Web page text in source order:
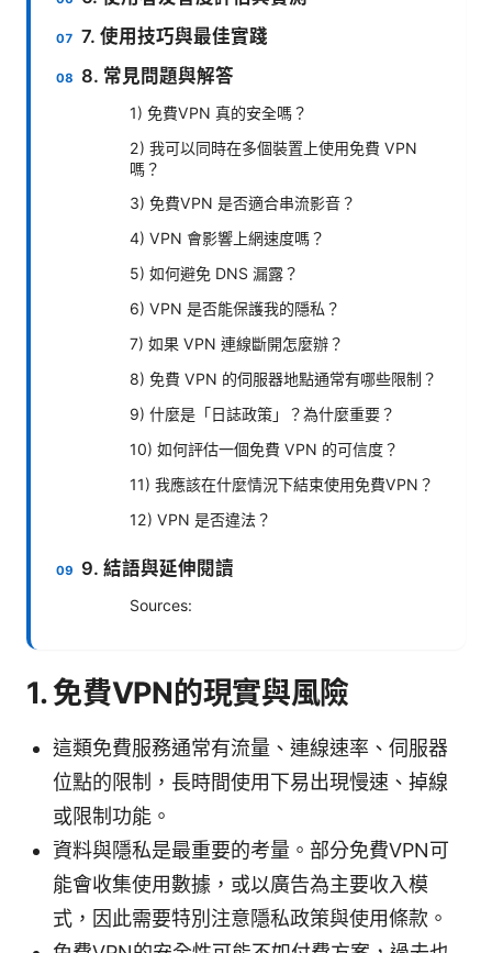
7. 使用技巧與最佳實踐
8. 常見問題與解答
1) 免費VPN 真的安全嗎？
2) 我可以同時在多個裝置上使用免費 VPN
嗎？
3) 免費VPN 是否適合串流影音？
4) VPN 會影響上網速度嗎？
5) 如何避免 DNS 漏露？
6) VPN 是否能保護我的隱私？
7) 如果 VPN 連線斷開怎麼辦？
8) 免費 VPN 的伺服器地點通常有哪些限制？
9) 什麼是「日誌政策」？為什麼重要？
10) 如何評估一個免費 VPN 的可信度？
11) 我應該在什麼情況下結束使用免費VPN？
12) VPN 是否違法？
9. 結語與延伸閱讀
Sources:
1. 免費VPN的現實與風險
這類免費服務通常有流量、連線速率、伺服器
位點的限制，長時間使用下易出現慢速、掉線
或限制功能。
資料與隱私是最重要的考量。部分免費VPN可
能會收集使用數據，或以廣告為主要收入模
式，因此需要特別注意隱私政策與使用條款。